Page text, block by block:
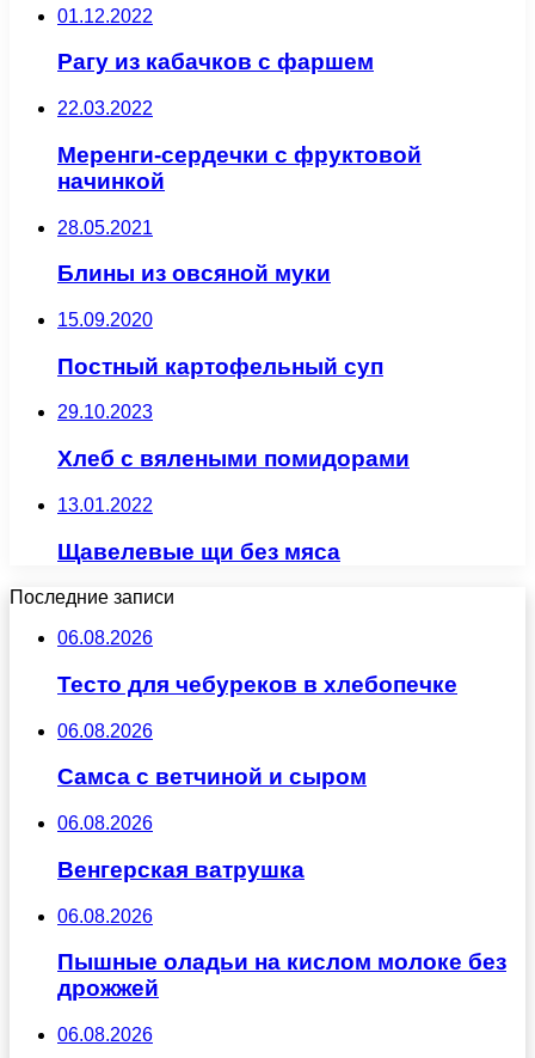
01.12.2022
Рагу из кабачков с фаршем
22.03.2022
Меренги-сердечки с фруктовой
начинкой
28.05.2021
Блины из овсяной муки
15.09.2020
Постный картофельный суп
29.10.2023
Хлеб с вялеными помидорами
13.01.2022
Щавелевые щи без мяса
Последние записи
06.08.2026
Тесто для чебуреков в хлебопечке
06.08.2026
Самса с ветчиной и сыром
06.08.2026
Венгерская ватрушка
06.08.2026
Пышные оладьи на кислом молоке без
дрожжей
06.08.2026